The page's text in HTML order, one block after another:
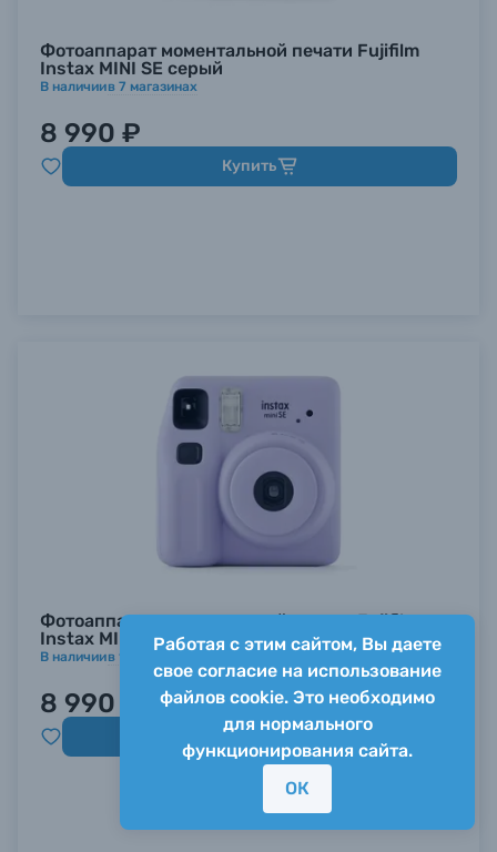
Фотоаппарат моментальной печати Fujifilm
Instax MINI SE серый
В наличиив 7 магазинах
8 990 ₽
Купить
Фотоаппарат моментальной печати Fujifilm
Instax MINI SE фиолетовый
В наличиив 10
8 990 ₽
Купить
Работая с этим сайтом, Вы даете
свое согласие на использование
файлов cookie. Это необходимо
для нормального
функционирования сайта.
ОК